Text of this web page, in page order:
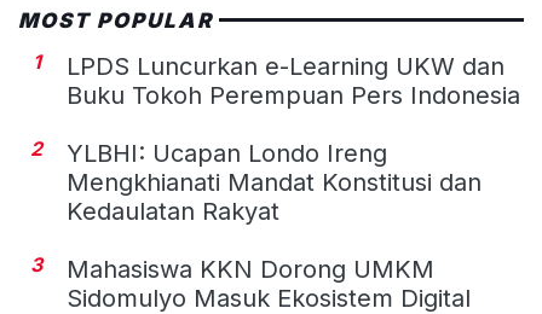
MOST POPULAR
1
LPDS Luncurkan e-Learning UKW dan
Buku Tokoh Perempuan Pers Indonesia
2
YLBHI: Ucapan Londo Ireng
Mengkhianati Mandat Konstitusi dan
Kedaulatan Rakyat
3
Mahasiswa KKN Dorong UMKM
Sidomulyo Masuk Ekosistem Digital